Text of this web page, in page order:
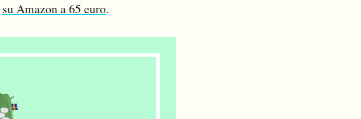
su Amazon a 65 euro.